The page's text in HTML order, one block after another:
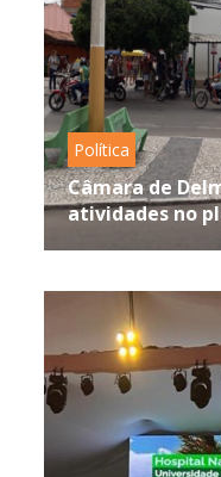
Política
Câmara de
atividades no